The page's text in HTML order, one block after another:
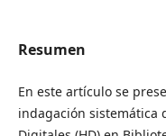
Resumen
En este artículo se
indagación sistemática